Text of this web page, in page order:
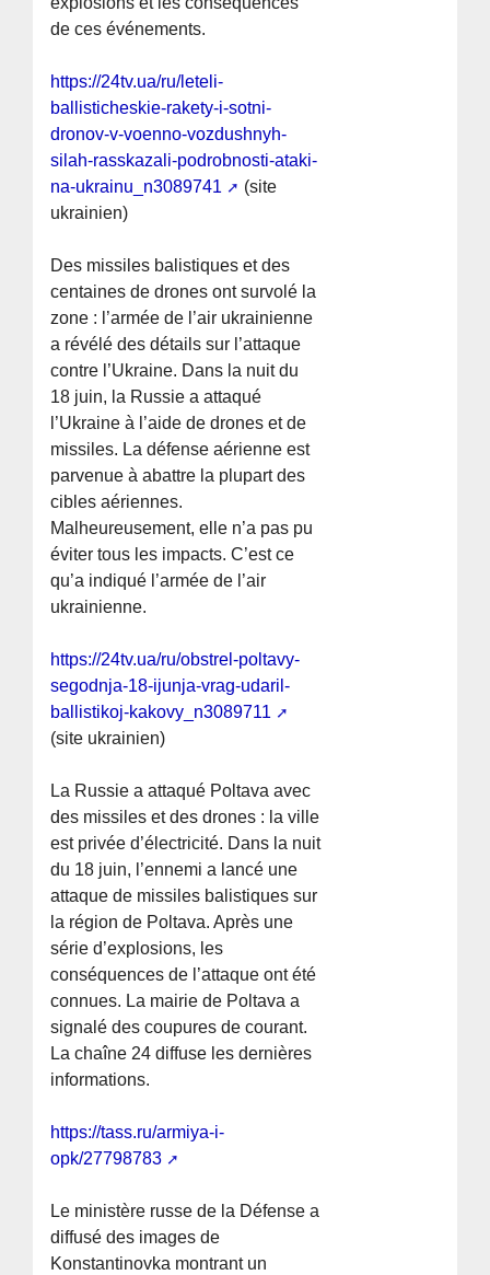
de ces événements.
https://24tv.ua/ru/leteli-
ballisticheskie-rakety-i-sotni-
dronov-v-voenno-vozdushnyh-
silah-rasskazali-podrobnosti-ataki-
na-ukrainu_n3089741
(site
ukrainien)
Des missiles balistiques et des
centaines de drones ont survolé la
zone : l’armée de l’air ukrainienne
a révélé des détails sur l’attaque
contre l’Ukraine. Dans la nuit du
18 juin, la Russie a attaqué
l’Ukraine à l’aide de drones et de
missiles. La défense aérienne est
parvenue à abattre la plupart des
cibles aériennes.
Malheureusement, elle n’a pas pu
éviter tous les impacts. C’est ce
qu’a indiqué l’armée de l’air
ukrainienne.
https://24tv.ua/ru/obstrel-poltavy-
segodnja-18-ijunja-vrag-udaril-
ballistikoj-kakovy_n3089711
(site ukrainien)
La Russie a attaqué Poltava avec
des missiles et des drones : la ville
est privée d’électricité. Dans la nuit
du 18 juin, l’ennemi a lancé une
attaque de missiles balistiques sur
la région de Poltava. Après une
série d’explosions, les
conséquences de l’attaque ont été
connues. La mairie de Poltava a
signalé des coupures de courant.
La chaîne 24 diffuse les dernières
informations.
https://tass.ru/armiya-i-
opk/27798783
Le ministère russe de la Défense a
diffusé des images de
Konstantinovka montrant un